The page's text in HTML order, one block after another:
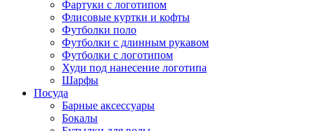
Фартуки с логотипом
Флисовые куртки и кофты
Футболки поло
Футболки с длинным рукавом
Футболки с логотипом
Худи под нанесение логотипа
Шарфы
Посуда
Барные аксессуары
Бокалы